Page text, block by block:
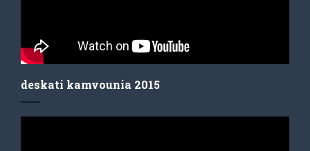
deskati kamvounia 2015